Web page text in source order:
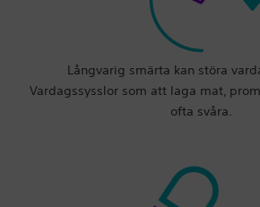
Långvarig smärta kan störa
Vardagssysslor som att laga mat,
ofta svåra.